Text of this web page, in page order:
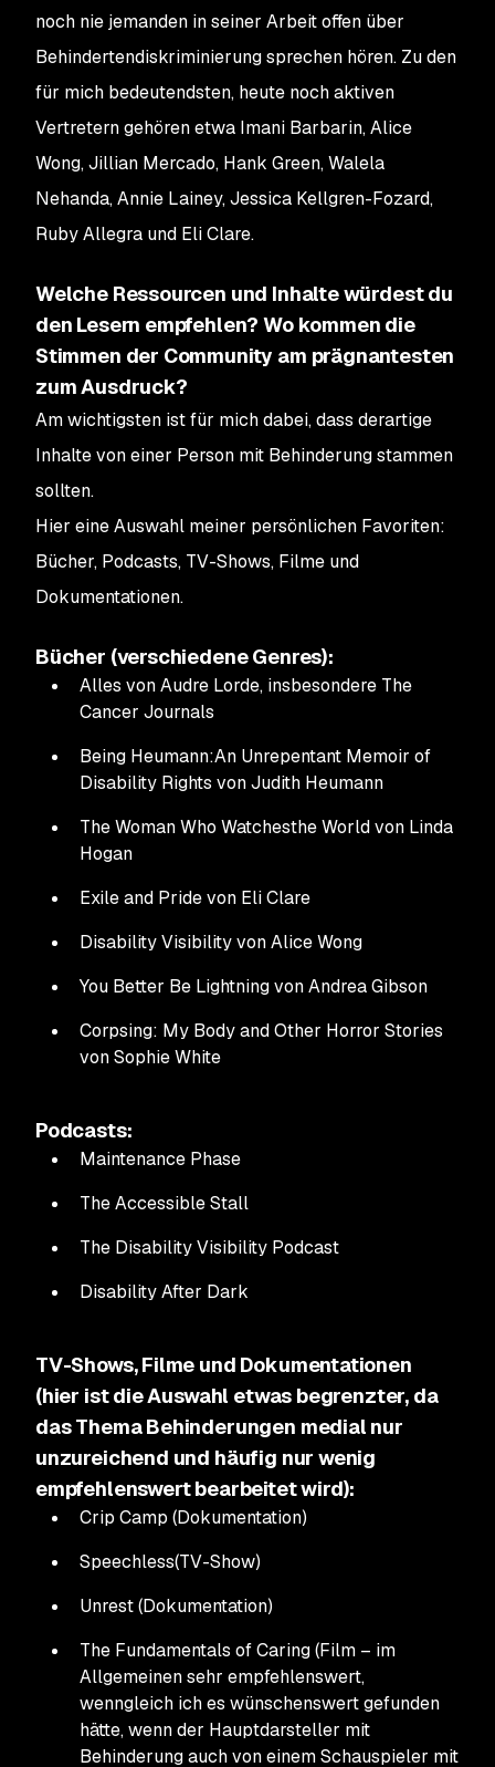
noch nie jemanden in seiner Arbeit offen über
Behindertendiskriminierung sprechen hören. Zu den
für mich bedeutendsten, heute noch aktiven
Vertretern gehören etwa Imani Barbarin, Alice
Wong, Jillian Mercado, Hank Green, Walela
Nehanda, Annie Lainey, Jessica Kellgren-Fozard,
Ruby Allegra und Eli Clare.
Welche Ressourcen und Inhalte würdest du
den Lesern empfehlen? Wo kommen die
Stimmen der Community am prägnantesten
zum Ausdruck?
Am wichtigsten ist für mich dabei, dass derartige
Inhalte von einer Person mit Behinderung stammen
sollten.
Hier eine Auswahl meiner persönlichen Favoriten:
Bücher, Podcasts, TV-Shows, Filme und
Dokumentationen.
Bücher (verschiedene Genres):
Alles von Audre Lorde, insbesondere The
Cancer Journals
Being Heumann:An Unrepentant Memoir of
Disability Rights von Judith Heumann
The Woman Who Watchesthe Worldvon Linda
Hogan
Exile and Pridevon Eli Clare
Disability Visibilityvon Alice Wong
You Better Be Lightningvon Andrea Gibson
Corpsing: My Body and Other Horror Stories
von Sophie White
Podcasts:
Maintenance Phase
The Accessible Stall
The Disability Visibility Podcast
Disability After Dark
TV-Shows, Filme und Dokumentationen
(hier ist die Auswahl etwas begrenzter, da
das Thema Behinderungen medial nur
unzureichend und häufig nur wenig
empfehlenswert bearbeitet wird):
Crip Camp (Dokumentation)
Speechless(TV-Show)
Unrest(Dokumentation)
The Fundamentals of Caring(Film – im
Allgemeinen sehr empfehlenswert,
wenngleich ich es wünschenswert gefunden
hätte, wenn der Hauptdarsteller mit
Behinderung auch von einem Schauspieler mit